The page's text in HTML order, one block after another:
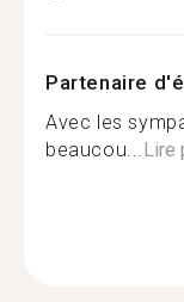
Partenaire
Avec les
beaucou...Lire